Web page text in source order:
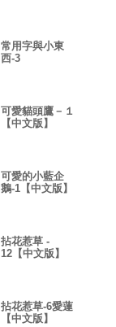
常用字與小東
西-3
可愛貓頭鷹－１
【中文版】
可愛的小藍企
鵝-1【中文版】
拈花惹草 -
12【中文版】
拈花惹草-6愛蓮
【中文版】